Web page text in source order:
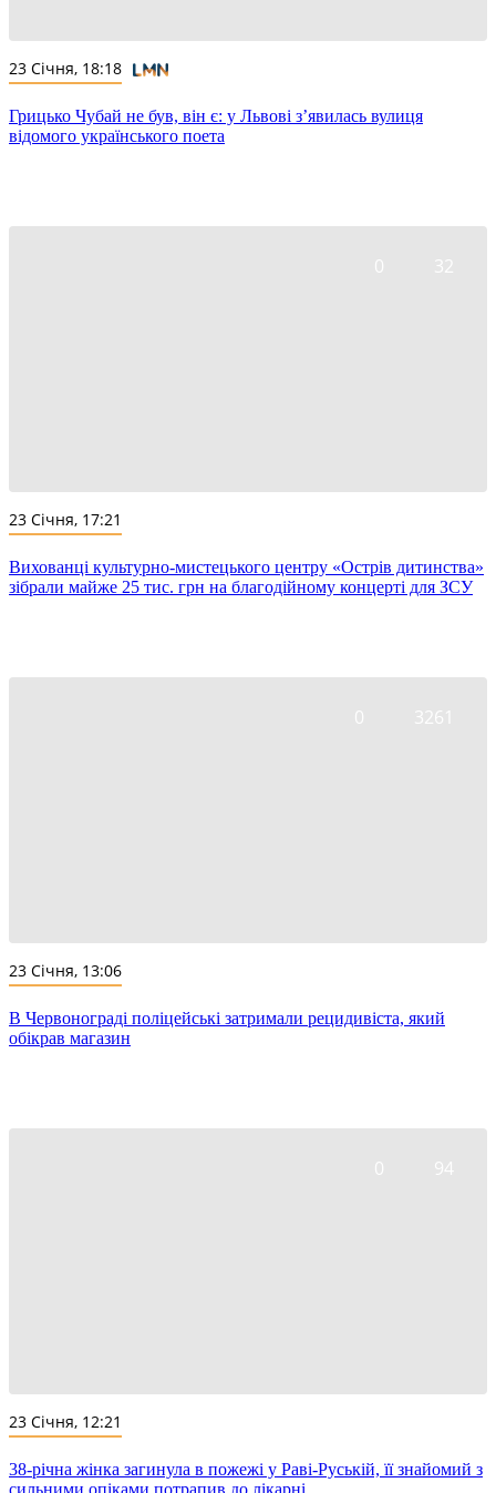
23 Січня, 18:18
Грицько Чубай не був, він є: у Львові з’явилась вулиця
відомого українського поета
0 32
23 Січня, 17:21
Вихованці культурно-мистецького центру «Острів дитинства»
зібрали майже 25 тис. грн на благодійному концерті для ЗСУ
0 3261
23 Січня, 13:06
В Червонограді поліцейські затримали рецидивіста, який
обікрав магазин
0 94
23 Січня, 12:21
38-річна жінка загинула в пожежі у Раві-Руській, її знайомий з
сильними опіками потрапив до лікарні